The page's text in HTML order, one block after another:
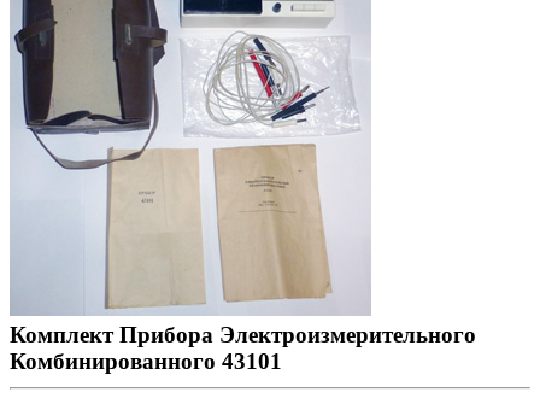
Комплект Прибора Электроизмерительного
Комбинированного 43101